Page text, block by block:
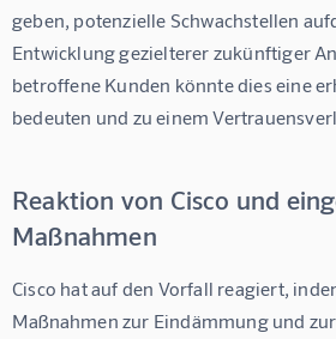
geben, potenzielle Schwachstellen
Entwicklung gezielterer zukünftiger
betroffene Kunden könnte dies eine
bedeuten und zu einem
Reaktion von Cisco und
Maßnahmen
Cisco hat auf den Vorfall reagiert,
Maßnahmen zur Eindämmung und